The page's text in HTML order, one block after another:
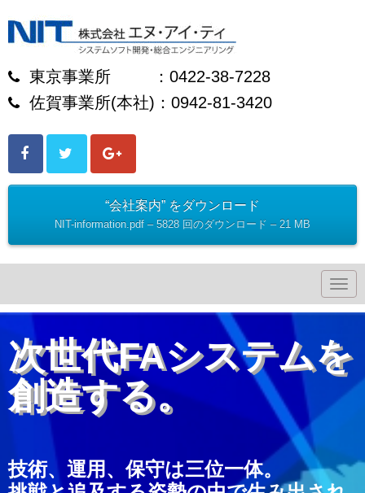
東京事業所 ：0422-38-7228
佐賀事業所(本社)：0942-81-3420
“会社案内” をダウンロード
NIT-information.pdf – 5828 回のダウンロード – 21 MB
N
a
v
a
t
i
n
次世代FAシステムを
創造する。
技術、運用、保守は三位一体。